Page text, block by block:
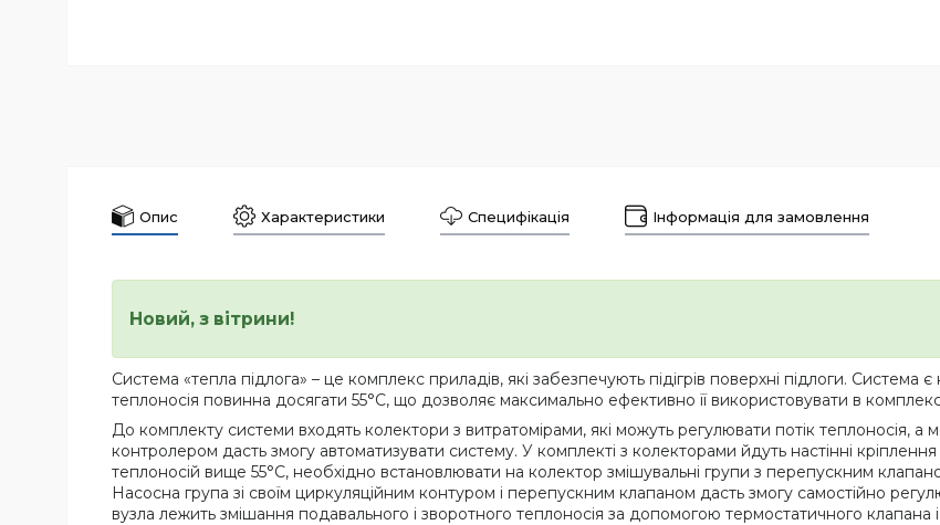
Опис Характеристики Специфікація Інформація для замовлення
Новий, з вітрини!
Система «тепла підлога» – це комплекс приладів, які забезпечують підігрів поверхні підлоги.
теплоносія повинна досягати 55°С, що дозволяє максимально ефективно її використовувати в
До комплекту системи входять колектори з витратомірами, які можуть регулювати потік теплоносія, а
контролером дасть змогу автоматизувати систему. У комплекті з колекторами йдуть настінні
теплоносій вище 55°С, необхідно встановлювати на колектор змішувальні групи з перепускним
Насосна група зі своїм циркуляційним контуром і перепускним клапаном дасть змогу самостійно
вузла лежить змішання подавального і зворотного теплоносія за допомогою термостатичного